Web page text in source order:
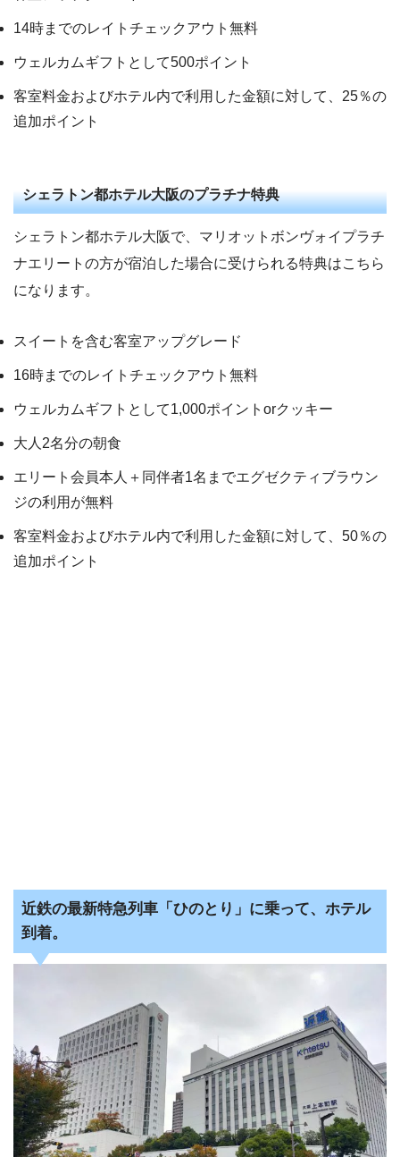
14時までのレイトチェックアウト無料
ウェルカムギフトとして500ポイント
客室料金およびホテル内で利用した金額に対して、25％の
追加ポイント
シェラトン都ホテル大阪のプラチナ特典
シェラトン都ホテル大阪で、マリオットボンヴォイプラチ
ナエリートの方が宿泊した場合に受けられる特典はこちら
になります。
スイートを含む客室アップグレード
16時までのレイトチェックアウト無料
ウェルカムギフトとして1,000ポイントorクッキー
大人2名分の朝食
エリート会員本人＋同伴者1名までエグゼクティブラウン
ジの利用が無料
客室料金およびホテル内で利用した金額に対して、50％の
追加ポイント
近鉄の最新特急列車「ひのとり」に乗って、ホテル
到着。